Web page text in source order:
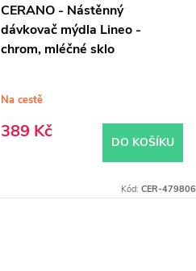
CERANO - Nástěnný
dávkovač mýdla Lineo -
chrom, mléčné sklo
Na cestě
389 Kč
DO KOŠÍKU
Kód: CER-479806